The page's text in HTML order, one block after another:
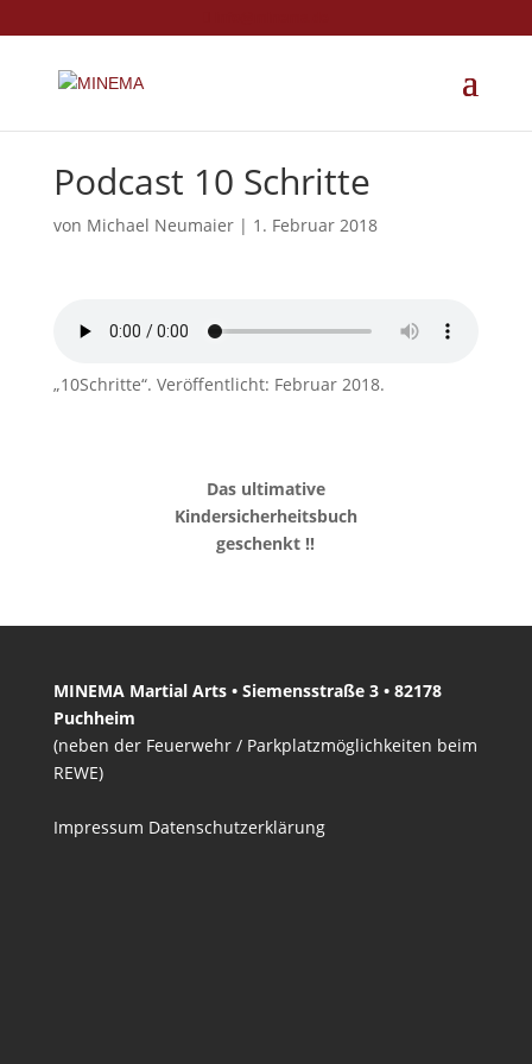
Podcast 10 Schritte
von Michael Neumaier| 1. Februar 2018
„10Schritte“. Veröffentlicht: Februar 2018.
Das ultimative
Kindersicherheitsbuch
geschenkt !!
MINEMA Martial Arts • Siemensstraße 3 • 82178
Puchheim
(neben der Feuerwehr / Parkplatzmöglichkeiten beim
REWE)
Impressum Datenschutzerklärung